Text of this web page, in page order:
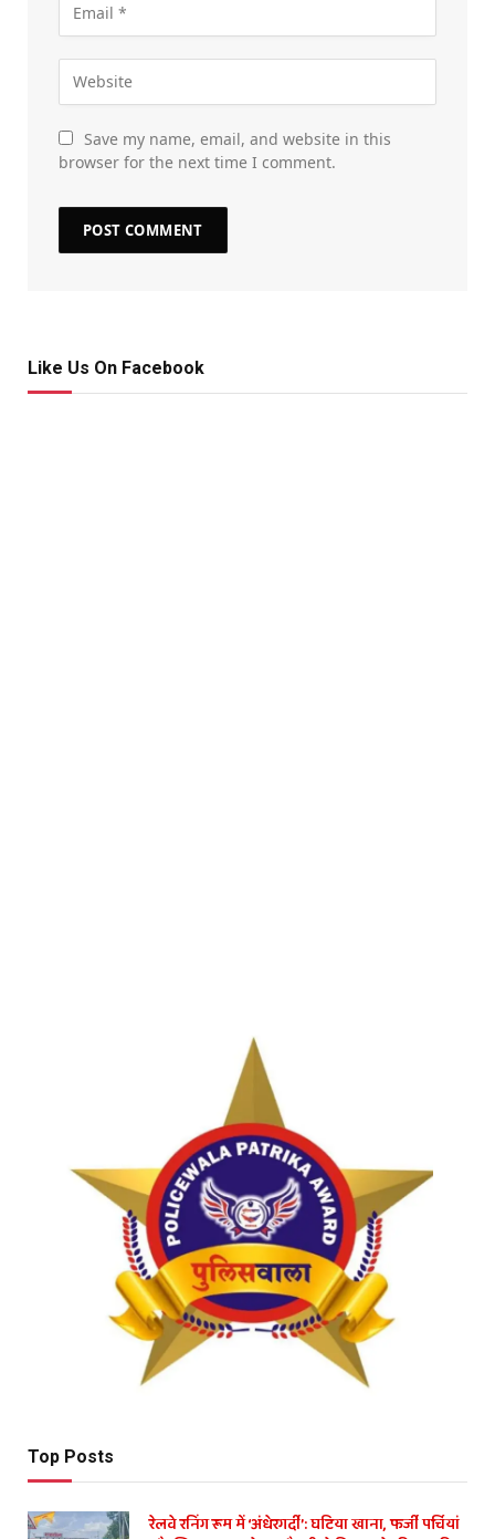
Save my name, email, and website in this
browser for the next time I comment.
Like Us On Facebook
Top Posts
रेलवे रनिंग रूम में ‘अंधेरगर्दी’: घटिया खाना, फर्जी पर्चियां